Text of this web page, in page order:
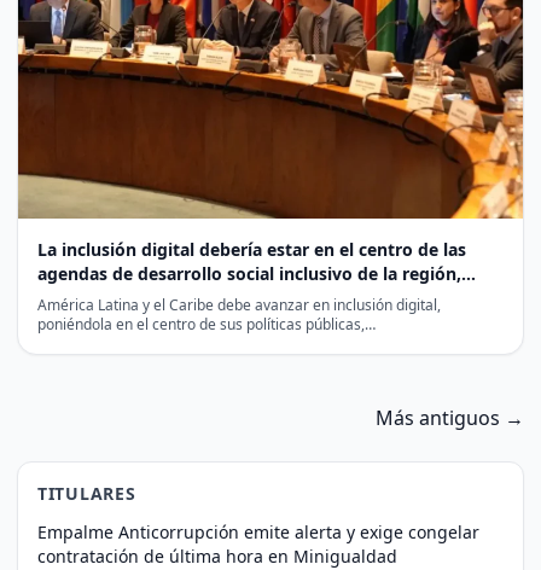
La inclusión digital debería estar en el centro de las
agendas de desarrollo social inclusivo de la región,
advierte la CEPAL
América Latina y el Caribe debe avanzar en inclusión digital,
poniéndola en el centro de sus políticas públicas,…
Más antiguos →
TITULARES
Empalme Anticorrupción emite alerta y exige congelar
contratación de última hora en Minigualdad